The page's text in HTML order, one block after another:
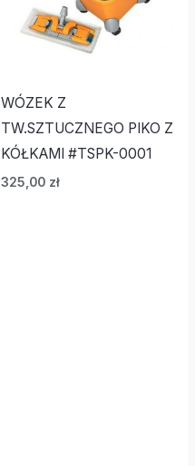
WÓZEK Z
TW.SZTUCZNEGO PIKO Z
KÓŁKAMI #TSPK-0001
325,00 zł